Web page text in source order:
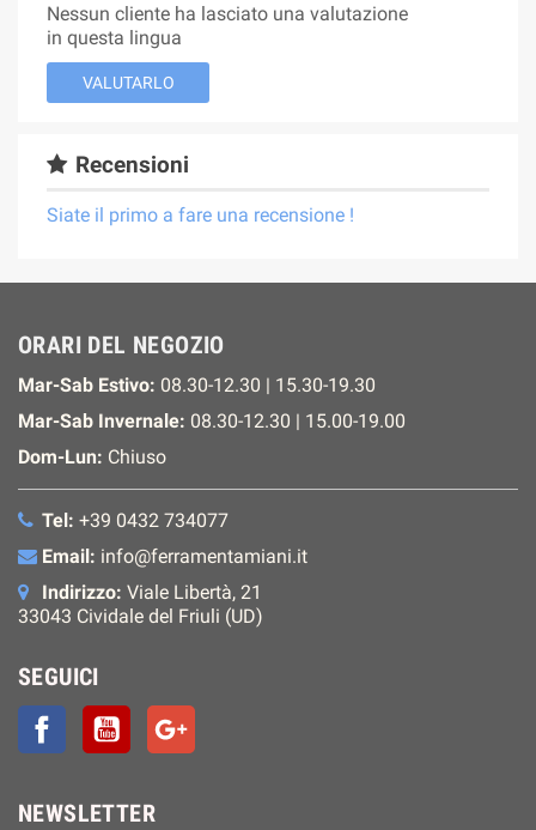
Nessun cliente ha lasciato una valutazione
in questa lingua
VALUTARLO
Recensioni
Siate il primo a fare una recensione !
ORARI DEL NEGOZIO
Mar-Sab Estivo: 08.30-12.30 | 15.30-19.30
Mar-Sab Invernale: 08.30-12.30 | 15.00-19.00
Dom-Lun: Chiuso
Tel: +39 0432 734077
Email: info@ferramentamiani.it
Indirizzo: Viale Libertà, 21
33043 Cividale del Friuli (UD)
SEGUICI
FacebookYouTube
NEWSLETTER